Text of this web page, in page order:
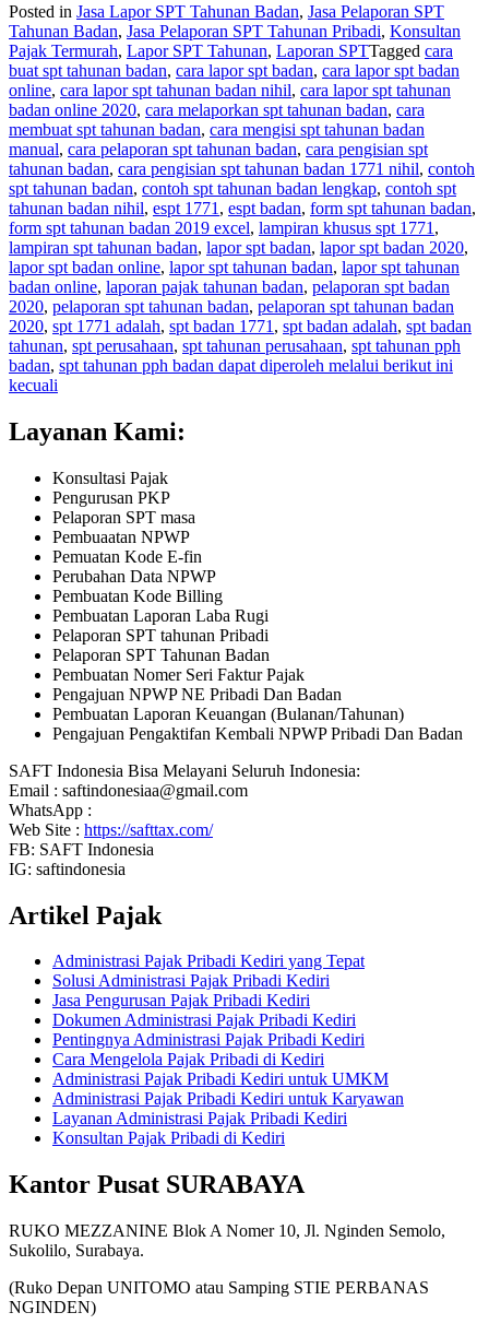
Posted in Jasa Lapor SPT Tahunan Badan, Jasa Pelaporan SPT
Tahunan Badan, Jasa Pelaporan SPT Tahunan Pribadi, Konsultan
Pajak Termurah, Lapor SPT Tahunan, Laporan SPTTagged cara
buat spt tahunan badan, cara lapor spt badan, cara lapor spt badan
online, cara lapor spt tahunan badan nihil, cara lapor spt tahunan
badan online 2020, cara melaporkan spt tahunan badan, cara
membuat spt tahunan badan, cara mengisi spt tahunan badan
manual, cara pelaporan spt tahunan badan, cara pengisian spt
tahunan badan, cara pengisian spt tahunan badan 1771 nihil, contoh
spt tahunan badan, contoh spt tahunan badan lengkap, contoh spt
tahunan badan nihil, espt 1771 , espt badan, form spt tahunan badan,
form spt tahunan badan 2019 excel, lampiran khusus spt 1771 ,
lampiran spt tahunan badan, lapor spt badan, lapor spt badan 2020,
lapor spt badan online, lapor spt tahunan badan, lapor spt tahunan
badan online, laporan pajak tahunan badan, pelaporan spt badan
2020, pelaporan spt tahunan badan, pelaporan spt tahunan badan
2020, spt 1771 adalah, spt badan 1771 , spt badan adalah, spt badan
tahunan, spt perusahaan, spt tahunan perusahaan, spt tahunan pph
badan, spt tahunan pph badan dapat diperoleh melalui berikut ini
kecuali
Layanan Kami:
Konsultasi Pajak
Pengurusan PKP
Pelaporan SPT masa
Pembuaatan NPWP
Pemuatan Kode E-fin
Perubahan Data NPWP
Pembuatan Kode Billing
Pembuatan Laporan Laba Rugi
Pelaporan SPT tahunan Pribadi
Pelaporan SPT Tahunan Badan
Pembuatan Nomer Seri Faktur Pajak
Pengajuan NPWP NE Pribadi Dan Badan
Pembuatan Laporan Keuangan (Bulanan/Tahunan)
Pengajuan Pengaktifan Kembali NPWP Pribadi Dan Badan
SAFT Indonesia Bisa Melayani Seluruh Indonesia:
Email : saftindonesiaa@gmail.com
WhatsApp :
Web Site : https://safttax.com/
FB: SAFT Indonesia
IG: saftindonesia
Artikel Pajak
Administrasi Pajak Pribadi Kediri yang Tepat
Solusi Administrasi Pajak Pribadi Kediri
Jasa Pengurusan Pajak Pribadi Kediri
Dokumen Administrasi Pajak Pribadi Kediri
Pentingnya Administrasi Pajak Pribadi Kediri
Cara Mengelola Pajak Pribadi di Kediri
Administrasi Pajak Pribadi Kediri untuk UMKM
Administrasi Pajak Pribadi Kediri untuk Karyawan
Layanan Administrasi Pajak Pribadi Kediri
Konsultan Pajak Pribadi di Kediri
Kantor Pusat SURABAYA
RUKO MEZZANINE Blok A Nomer 10, Jl. Nginden Semolo,
Sukolilo, Surabaya.
(Ruko Depan UNITOMO atau Samping STIE PERBANAS
NGINDEN)